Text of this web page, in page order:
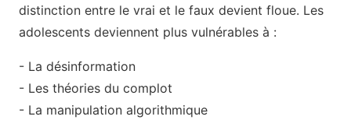
distinction entre le vrai et le faux devient floue. Les
adolescents deviennent plus vulnérables à :
- La désinformation
- Les théories du complot
- La manipulation algorithmique